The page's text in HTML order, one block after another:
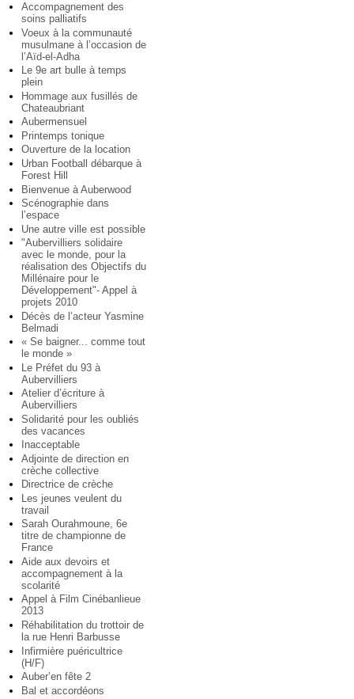
Accompagnement des
soins palliatifs
Voeux à la communauté
musulmane à l’occasion de
l’Aïd-el-Adha
Le 9e art bulle à temps
plein
Hommage aux fusillés de
Chateaubriant
Aubermensuel
Printemps tonique
Ouverture de la location
Urban Football débarque à
Forest Hill
Bienvenue à Auberwood
Scénographie dans
l’espace
Une autre ville est possible
"Aubervilliers solidaire
avec le monde, pour la
réalisation des Objectifs du
Millénaire pour le
Développement"- Appel à
projets 2010
Décès de l’acteur Yasmine
Belmadi
« Se baigner... comme tout
le monde »
Le Préfet du 93 à
Aubervilliers
Atelier d’écriture à
Aubervilliers
Solidarité pour les oubliés
des vacances
Inacceptable
Adjointe de direction en
crèche collective
Directrice de crèche
Les jeunes veulent du
travail
Sarah Ourahmoune, 6e
titre de championne de
France
Aide aux devoirs et
accompagnement à la
scolarité
Appel à Film Cinébanlieue
2013
Réhabilitation du trottoir de
la rue Henri Barbusse
Infirmière puéricultrice
(H/F)
Auber’en fête 2
Bal et accordéons